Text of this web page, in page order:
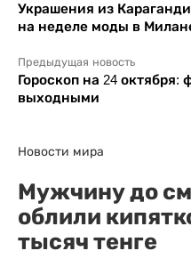
Украшения из
на неделе моды в
Предыдущая новость
Гороскоп на 24
выходными
Новости мира
Мужчину до
облили
тысяч тенге